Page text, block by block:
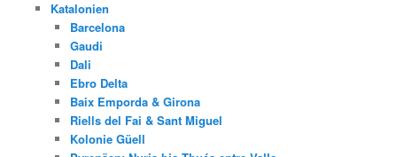
Katalonien
Barcelona
Gaudi
Dali
Ebro Delta
Baix Emporda & Girona
Riells del Fai & Sant Miguel
Kolonie Güell